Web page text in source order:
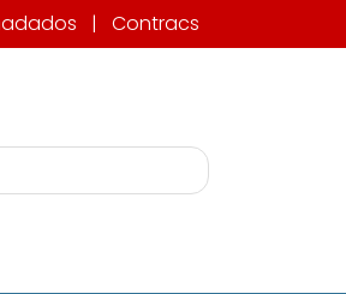
| Contracs